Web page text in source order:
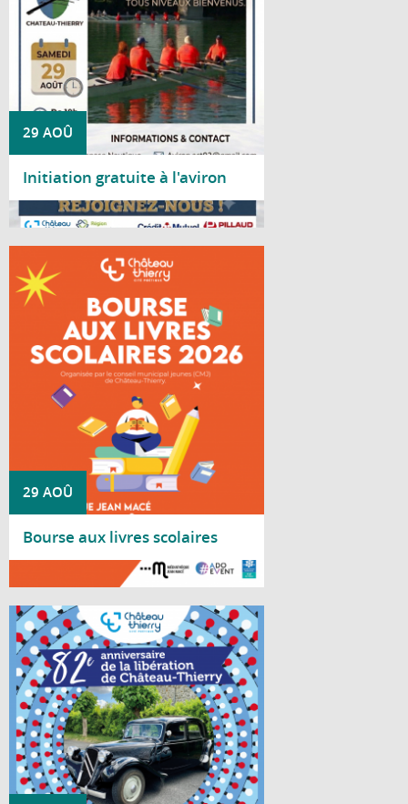
29 AOÛ
Initiation gratuite à l'aviron
Lire la suite
29 AOÛ
Bourse aux livres scolaires
Le Conseil Municipal Jeunes de Château-
Thierry organise une bourse aux livres
scolaires à destination des lycéens.
Lire la suite
La Ville de Château-Thierry vous convie à
la cérémonie patriotique le 29 août
2026 commémorant le 82e anniversaire de
la Libération de Château-Thierry en 1944.